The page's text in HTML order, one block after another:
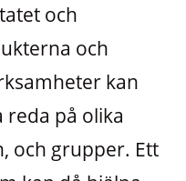
och
och
kan
reda på olika
och grupper. Ett